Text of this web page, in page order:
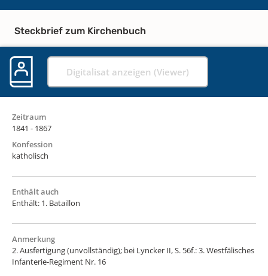
Steckbrief zum Kirchenbuch
Digitalisat anzeigen (Viewer)
Zeitraum
1841 - 1867
Konfession
katholisch
Enthält auch
Enthält: 1. Bataillon
Anmerkung
2. Ausfertigung (unvollständig); bei Lyncker II, S. 56f.: 3. Westfälisches
Infanterie-Regiment Nr. 16